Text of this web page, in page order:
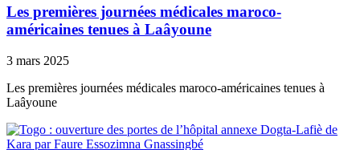
Les premières journées médicales maroco-
américaines tenues à Laâyoune
3 mars 2025
Les premières journées médicales maroco-américaines tenues à
Laâyoune